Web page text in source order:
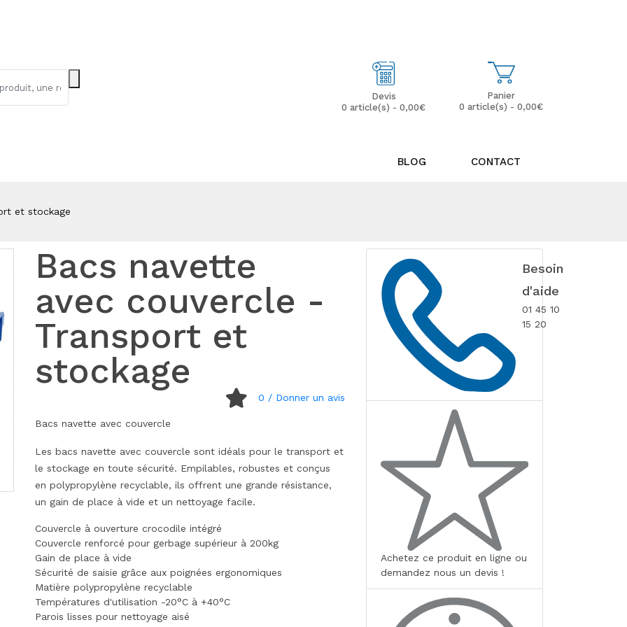
Panier
0 article(s) - 0,00€
Devis
0 article(s) - 0,00€
BLOG CONTACT
et stockage
Bacs navette
avec couvercle -
Transport et
stockage
0 / Donner un avis
Bacs navette avec couvercle
Les bacs navette avec couvercle sont idéals pour le transport et
le stockage en toute sécurité. Empilables, robustes et conçus
en polypropylène recyclable, ils offrent une grande résistance,
un gain de place à vide et un nettoyage facile.
Couvercle à ouverture crocodile intégré
Couvercle renforcé pour gerbage supérieur à 200kg
Gain de place à vide
Sécurité de saisie grâce aux poignées ergonomiques
Matière polypropylène recyclable
Températures d'utilisation -20°C à +40°C
Parois lisses pour nettoyage aisé
Besoin
d'aide
01 45 10
15 20
Achetez ce produit en ligne ou
demandez nous un devis !